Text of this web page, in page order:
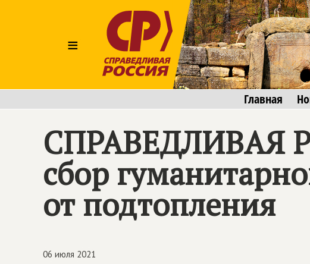
≡
Главная
СПРАВЕДЛИВАЯ
сбор
от подтопления
06 июля 2021